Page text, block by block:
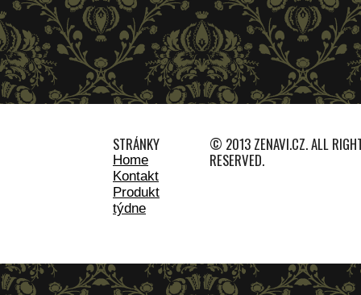
STRÁNKY
Home
Kontakt
Produkt
týdne
© 2013 ZENAVI.CZ. ALL
RESERVED.